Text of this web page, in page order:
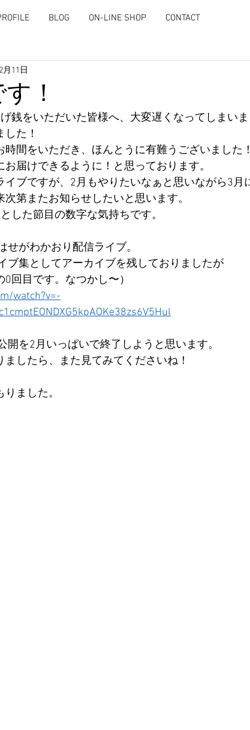
BLOG ON-LINE SHOP CONTACT
！
月11日
銭をいただいた皆様へ、大変遅くなってしまい
た！
時間をいただき、ほんとうに有難うございました
届けできるように！と思っております。
イブですが、2月もやりたいなぁと思いながら3月
第またお知らせしたいと思います。
した節目の数字な気持ちです。
せがわかおり配信ライブ。
ブ集としてアーカイブを残しておりましたが
回目です。なつかし〜）
watch?v=-
開を2月いっぱいで終了しようと思います。
したら、また見てみてくださいね！
ました。